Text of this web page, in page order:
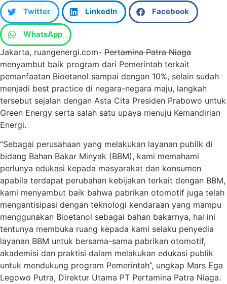
Twitter LinkedIn Facebook
WhatsApp
Jakarta, ruangenergi.com- Pertamina Patra Niaga
menyambut baik program dari Pemerintah terkait
pemanfaatan Bioetanol sampai dengan 10%, selain sudah
menjadi best practice di negara-negara maju, langkah
tersebut sejalan dengan Asta Cita Presiden Prabowo untuk
Green Energy serta salah satu upaya menuju Kemandirian
Energi.
“Sebagai perusahaan yang melakukan layanan publik di
bidang Bahan Bakar Minyak (BBM), kami memahami
perlunya edukasi kepada masyarakat dan konsumen
apabila terdapat perubahan kebijakan terkait dengan BBM,
kami menyambut baik bahwa pabrikan otomotif juga telah
mengantisipasi dengan teknologi kendaraan yang mampu
menggunakan Bioetanol sebagai bahan bakarnya, hal ini
tentunya membuka ruang kepada kami selaku penyedia
layanan BBM untuk bersama-sama pabrikan otomotif,
akademisi dan praktisi dalam melakukan edukasi publik
untuk mendukung program Pemerintah”, ungkap Mars Ega
Legowo Putra, Direktur Utama PT Pertamina Patra Niaga.